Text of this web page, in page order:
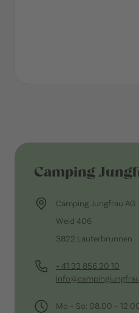
Camping
Camping Jungfrau AG
Weid 406
3822 Lauterbrunnen
+ 41 33 856 20 10
Mo – So: 08.00 –